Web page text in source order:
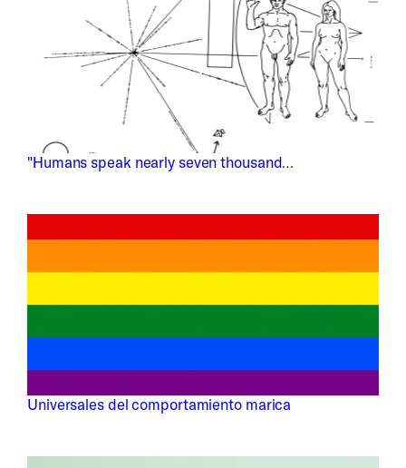
"Humans speak nearly seven thousand…
Universales del comportamiento marica